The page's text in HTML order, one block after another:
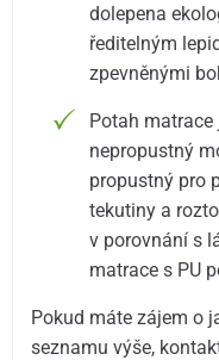
dolepena
ředitelným
zpevněnými
Potah
nepropustný
propustný pro
tekutiny a
v porovnání s
matrace s PU
Pokud máte zájem o
seznamu výše,